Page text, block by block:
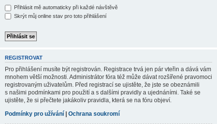
Přihlásit mě automaticky při každé návštěvě
Skrýt můj online stav pro toto přihlášení
REGISTROVAT
Pro přihlášení musíte být registrován. Registrace trvá jen pár vteřin a dává vám
mnohem větší možnosti. Administrátor fóra též může dávat rozšířené pravomoci
registrovaným uživatelům. Před registrací se ujistěte, že jste se obeznámili
s našimi podmínkami pro použití a s dalšími pravidly a ujednáními. Také se
ujistěte, že si přečtete jakákoliv pravidla, která se na fóru objeví.
Podmínky pro užívání | Ochrana soukromí